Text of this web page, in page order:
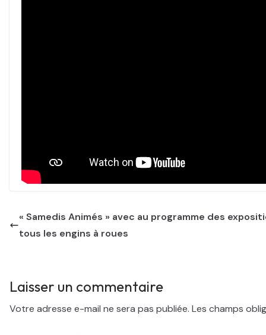
« Samedis Animés » avec au programme des
tous les engins à roues
Laisser un commentaire
Votre adresse e-mail ne sera pas publiée. Les champs